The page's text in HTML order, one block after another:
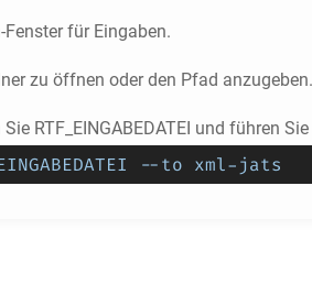
für Eingaben.
zu öffnen oder den Pfad anzugeben.
RTF_EINGABEDATEI und führen
--to xml-jats